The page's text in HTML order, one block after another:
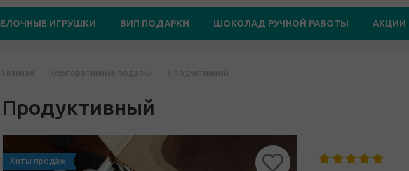
ЕЛОЧНЫЕ ИГРУШКИ ВИП ПОДАРКИ ШОКОЛАД РУЧНОЙ РАБОТЫ АКЦИИ
Главная - Корпоративные подарки - Продуктивный
Продуктивный
Хиты продаж